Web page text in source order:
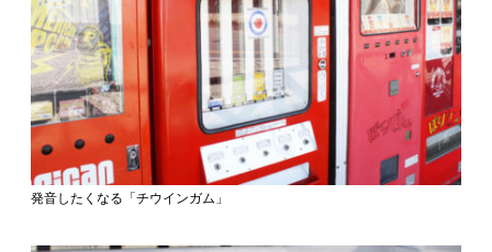
発音したくなる「チウインガム」